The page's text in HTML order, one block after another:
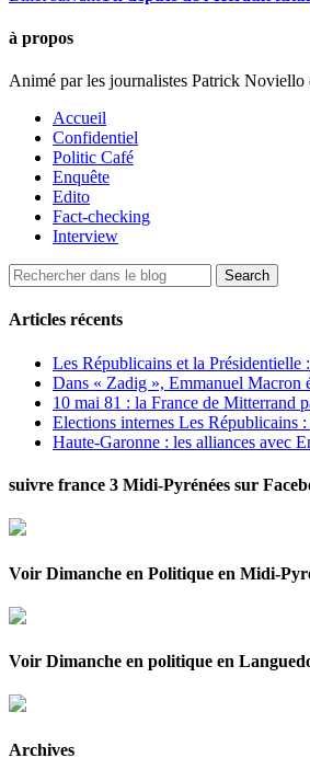
à propos
Animé par les journalistes Patrick Noviello
Accueil
Confidentiel
Politic Café
Enquête
Edito
Fact-checking
Interview
Articles récents
Les Républicains et la Présidentielle
Dans « Zadig », Emmanuel Macron
10 mai 81 : la France de Mitterrand
Elections internes Les Républicains
Haute-Garonne : les alliances avec
suivre france 3 Midi-Pyrénées sur
Voir Dimanche en Politique en Midi-
Voir Dimanche en politique en
Archives